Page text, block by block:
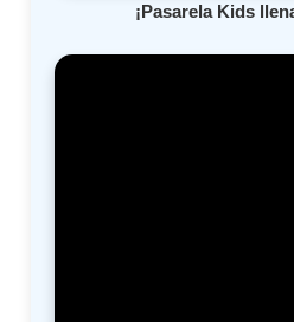
¡Pasarela Kids